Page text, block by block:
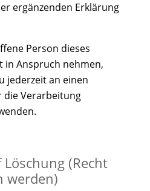
ergänzenden Erklärung
Person dieses
in Anspruch nehmen,
jederzeit an einen
Verarbeitung
(Recht
werden)